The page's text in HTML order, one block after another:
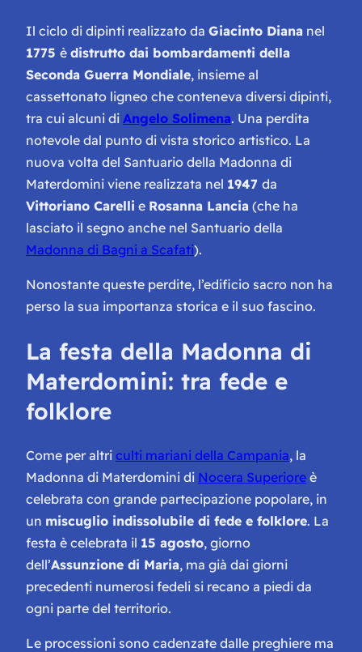
Il ciclo di dipinti realizzato da Giacinto Diana nel
1775 è distrutto dai bombardamenti della
Seconda Guerra Mondiale, insieme al
cassettonato ligneo che conteneva diversi dipinti,
tra cui alcuni di Angelo Solimena. Una perdita
notevole dal punto di vista storico artistico. La
nuova volta del Santuario della Madonna di
Materdomini viene realizzata nel 1947 da
Vittoriano Carelli e Rosanna Lancia (che ha
lasciato il segno anche nel Santuario della
Madonna di Bagni a Scafati).
Nonostante queste perdite, l’edificio sacro non ha
perso la sua importanza storica e il suo fascino.
La festa della Madonna di
Materdomini: tra fede e
folklore
Come per altri culti mariani della Campania, la
Madonna di Materdomini di Nocera Superiore è
celebrata con grande partecipazione popolare, in
un miscuglio indissolubile di fede e folklore. La
festa è celebrata il 15 agosto, giorno
dell’Assunzione di Maria, ma già dai giorni
precedenti numerosi fedeli si recano a piedi da
ogni parte del territorio.
Le processioni sono cadenzate dalle preghiere ma